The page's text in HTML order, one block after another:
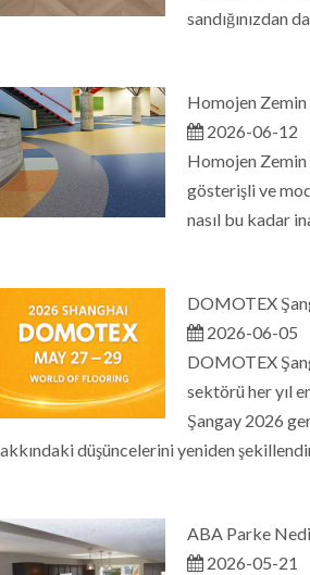
sandığınızdan
Homojen
2026-06-12
Homojen
gösterişli ve
nasıl bu kadar
DOMOTEX
2026-06-05
DOMOTEX
sektörü her yıl
Şangay 2026
düşüncelerini yeniden
ABA Parke
2026-05-21